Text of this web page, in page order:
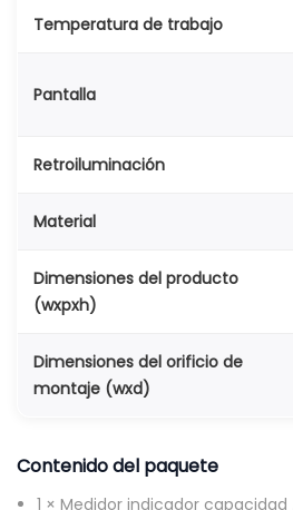
Temperatura de trabajo
Pantalla
Retroiluminación
Material
Dimensiones del producto
(wxpxh)
Dimensiones del orificio de
montaje (wxd)
Contenido del paquete
1 × Medidor indicador